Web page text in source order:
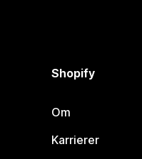
Shopify
Om
Karrierer